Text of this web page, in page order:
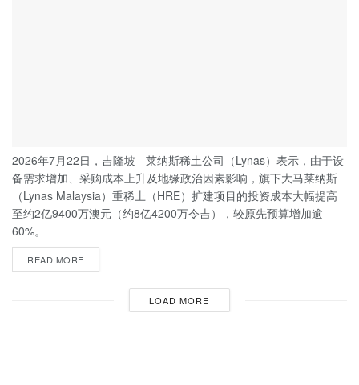
2026年7月22日，吉隆坡 - 莱纳斯稀土公司（Lynas）表示，由于设
备需求增加、采购成本上升及地缘政治因素影响，旗下大马莱纳斯
（Lynas Malaysia）重稀土（HRE）扩建项目的投资成本大幅提高
至约2亿9400万澳元（约8亿4200万令吉），较原先预算增加逾
60%。
READ MORE
LOAD MORE